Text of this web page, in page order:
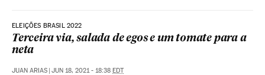
ELEIÇÕES BRASIL 2022
Terceira via, salada de egos e um tomate para a
neta
JUAN ARIAS | JUN 18, 2021 - 18:38 EDT